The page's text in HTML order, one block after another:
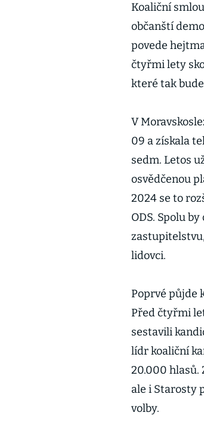
Koaliční
občanští
povede
čtyřmi lety
které tak
V
09 a získala
sedm. Letos
osvědčenou
2024 se to
ODS. Spolu
lidovci.
Poprvé půjde
Před čtyřmi
sestavili
lídr koaliční
20.000 hlasů.
ale i Starosty
volby.